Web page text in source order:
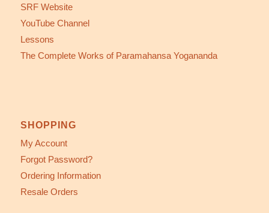
SRF Website
YouTube Channel
Lessons
The Complete Works of Paramahansa Yogananda
SHOPPING
My Account
Forgot Password?
Ordering Information
Resale Orders